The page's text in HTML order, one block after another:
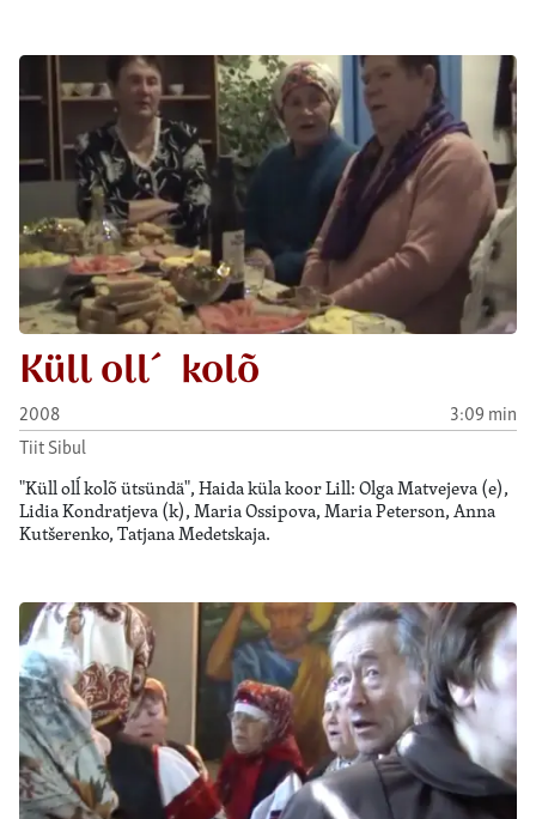
Küll oll´ kolõ
2008
3:09 min
Tiit Sibul
"Küll olĺ kolõ ütsündä", Haida küla koor Lill: Olga Matvejeva (e),
Lidia Kondratjeva (k), Maria Ossipova, Maria Peterson, Anna
Kutšerenko, Tatjana Medetskaja.